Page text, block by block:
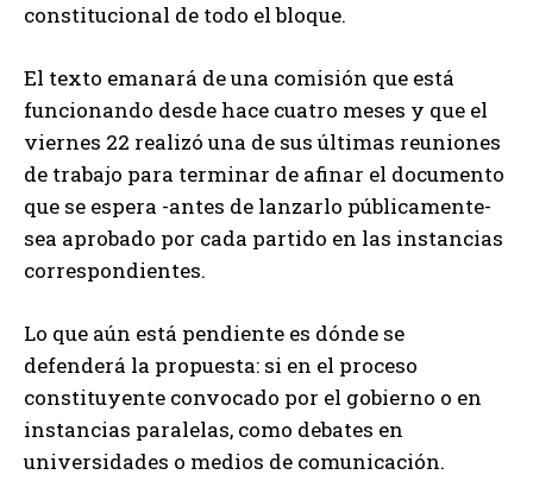
constitucional de todo el bloque.
El texto emanará de una comisión que está
funcionando desde hace cuatro meses y que el
viernes 22 realizó una de sus últimas reuniones
de trabajo para terminar de afinar el documento
que se espera -antes de lanzarlo públicamente-
sea aprobado por cada partido en las instancias
correspondientes.
Lo que aún está pendiente es dónde se
defenderá la propuesta: si en el proceso
constituyente convocado por el gobierno o en
instancias paralelas, como debates en
universidades o medios de comunicación.